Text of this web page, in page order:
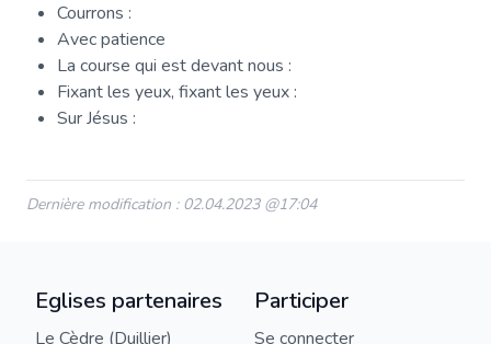
Courrons :
Avec patience
La course qui est devant nous :
Fixant les yeux, fixant les yeux :
Sur Jésus :
Dernière modification : 02.04.2023 @17:04
Eglises partenaires
Le Cèdre (Duillier)
Participer
Se connecter